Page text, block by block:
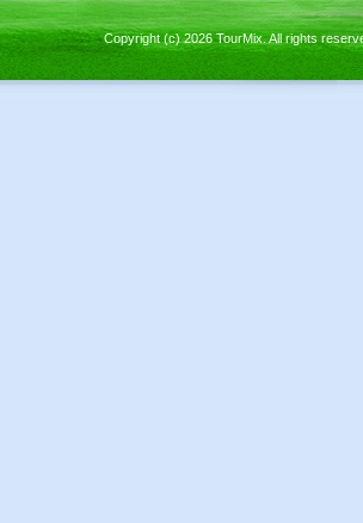
Copyright (c) 2026 TourMix. All rights